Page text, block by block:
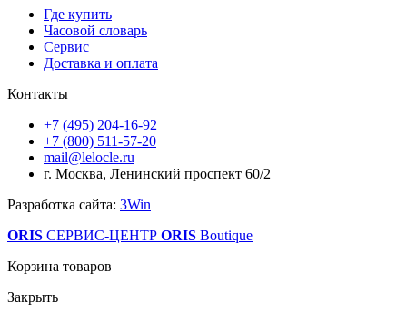
Где купить
Часовой словарь
Сервис
Доставка и оплата
Контакты
+7 (495) 204-16-92
+7 (800) 511-57-20
mail@lelocle.ru
г. Москва, Ленинский проспект 60/2
Разработка сайта: 3Win
ORIS СЕРВИС-ЦЕНТР ORIS Boutique
Корзина товаров
Закрыть